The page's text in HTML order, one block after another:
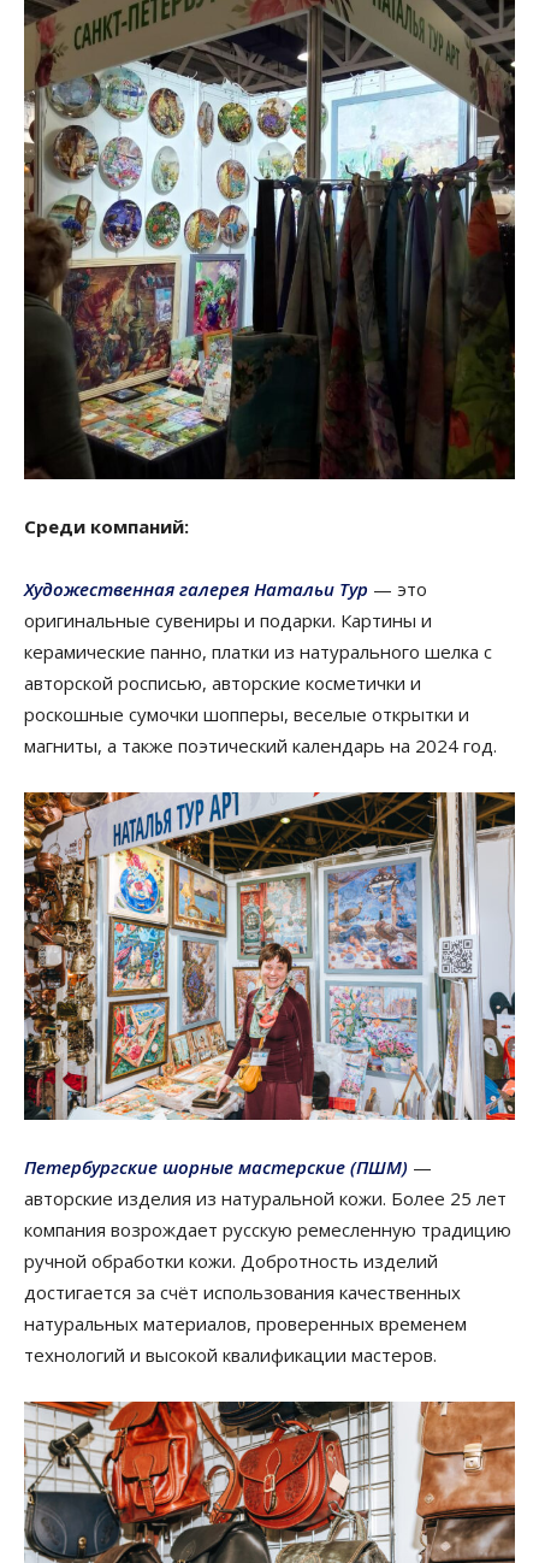
Среди компаний:
Художественная галерея Натальи Тур — это
оригинальные сувениры и подарки. Картины и
керамические панно, платки из натурального шелка с
авторской росписью, авторские косметички и
роскошные сумочки шопперы, веселые открытки и
магниты, а также поэтический календарь на 2024 год.
Петербургские шорные мастерские (ПШМ) —
авторские изделия из натуральной кожи. Более 25 лет
компания возрождает русскую ремесленную традицию
ручной обработки кожи. Добротность изделий
достигается за счёт использования качественных
натуральных материалов, проверенных временем
технологий и высокой квалификации мастеров.